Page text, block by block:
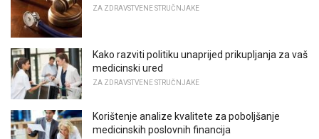
ZA ZDRAVSTVENE STRUČNJAKE
Kako razviti politiku unaprijed prikupljanja za vaš
medicinski ured
ZA ZDRAVSTVENE STRUČNJAKE
Korištenje analize kvalitete za poboljšanje
medicinskih poslovnih financija